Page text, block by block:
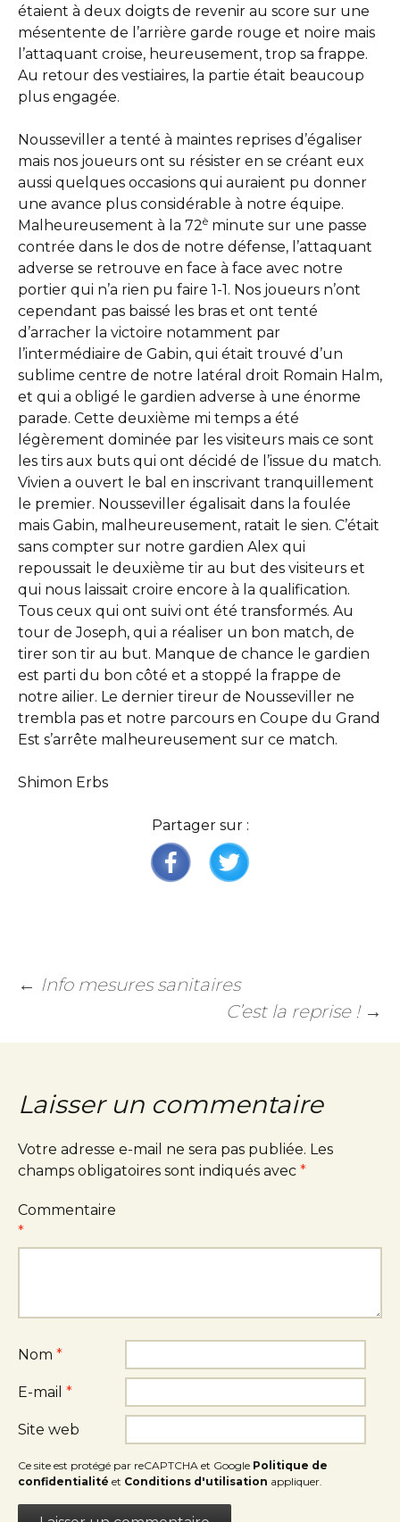
étaient à deux doigts de revenir au score sur une
mésentente de l’arrière garde rouge et noire mais
l’attaquant croise, heureusement, trop sa frappe.
Au retour des vestiaires, la partie était beaucoup
plus engagée.
Nousseviller a tenté à maintes reprises d’égaliser
mais nos joueurs ont su résister en se créant eux
aussi quelques occasions qui auraient pu donner
une avance plus considérable à notre équipe.
Malheureusement à la 72è minute sur une passe
contrée dans le dos de notre défense, l’attaquant
adverse se retrouve en face à face avec notre
portier qui n’a rien pu faire 1-1. Nos joueurs n’ont
cependant pas baissé les bras et ont tenté
d’arracher la victoire notamment par
l’intermédiaire de Gabin, qui était trouvé d’un
sublime centre de notre latéral droit Romain Halm,
et qui a obligé le gardien adverse à une énorme
parade. Cette deuxième mi temps a été
légèrement dominée par les visiteurs mais ce sont
les tirs aux buts qui ont décidé de l’issue du match.
Vivien a ouvert le bal en inscrivant tranquillement
le premier. Nousseviller égalisait dans la foulée
mais Gabin, malheureusement, ratait le sien. C’était
sans compter sur notre gardien Alex qui
repoussait le deuxième tir au but des visiteurs et
qui nous laissait croire encore à la qualification.
Tous ceux qui ont suivi ont été transformés. Au
tour de Joseph, qui a réaliser un bon match, de
tirer son tir au but. Manque de chance le gardien
est parti du bon côté et a stoppé la frappe de
notre ailier. Le dernier tireur de Nousseviller ne
trembla pas et notre parcours en Coupe du Grand
Est s’arrête malheureusement sur ce match.
Shimon Erbs
Partager sur :
← Info mesures sanitaires
C’est la reprise ! →
Laisser un commentaire
Votre adresse e-mail ne sera pas publiée. Les
champs obligatoires sont indiqués avec *
Commentaire
*
Nom *
E-mail *
Site web
Ce site est protégé par reCAPTCHA et Google Politique de
confidentialité et Conditions d'utilisation appliquer.